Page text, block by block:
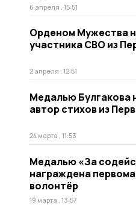
6 апреля , 15:51
Орденом Мужества
участника СВО из
2 апреля , 12:51
Медалью Булгакова
автор стихов из
24 марта , 11:53
Медалью «За
награждена
волонтёр
19 марта , 13:57